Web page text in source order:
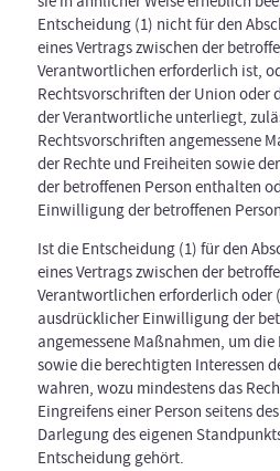
Entscheidung (1) nicht für den
eines Vertrags zwischen der
Verantwortlichen erforderlich ist,
Rechtsvorschriften der Union oder
der Verantwortliche unterliegt,
Rechtsvorschriften angemessene
der Rechte und Freiheiten sowie
der betroffenen Person enthalten
Einwilligung der betroffenen
Ist die Entscheidung (1) für den
eines Vertrags zwischen der
Verantwortlichen erforderlich oder
ausdrücklicher Einwilligung der
angemessene Maßnahmen, um
sowie die berechtigten Interessen
wahren, wozu mindestens das
Eingreifens einer Person seitens
Darlegung des eigenen
Entscheidung gehört.